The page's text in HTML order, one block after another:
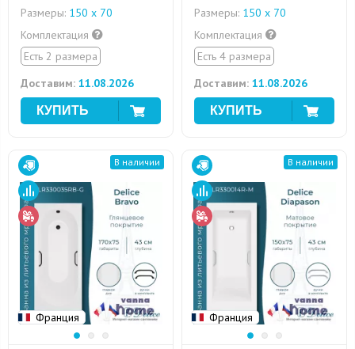
Размеры: 150 х 70
Комплектация
Есть 2 размера
Доставим: 11.08.2026
Размеры: 150 х 70
Комплектация
Есть 4 размера
Доставим: 11.08.2026
Франция
В наличии
Франция
В наличии